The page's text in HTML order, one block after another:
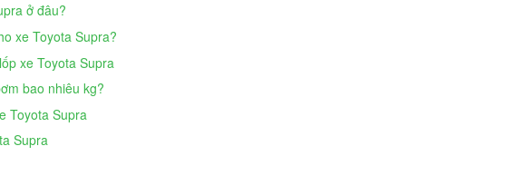
ở đâu?
xe Toyota Supra?
xe Toyota Supra
bao nhiêu kg?
Toyota Supra
Supra